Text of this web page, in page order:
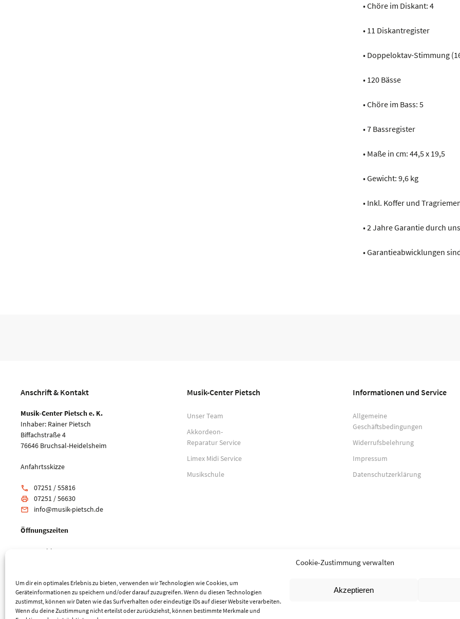
Cookie-Zustimmung verwalten
Um dir ein optimales Erlebnis zu bieten, verwenden wir Technologien wie Cookies, um
Geräteinformationen zu speichern und/oder darauf zuzugreifen. Wenn du diesen Technologien
zustimmst, können wir Daten wie das Surfverhalten oder eindeutige IDs auf dieser Website verarbeiten.
Wenn du deine Zustimmung nicht erteilst oder zurückziehst, können bestimmte Merkmale und
Akzeptieren
• Chöre im Diskant: 4
• 11 Diskantregister
• Doppeloktav-Stimmung
• 120 Bässe
• Chöre im Bass: 5
• 7 Bassregister
• Maße in cm: 44,5 x 19,5
• Gewicht: 9,6 kg
• Inkl. Koffer und
• 2 Jahre Garantie durch
• Garantieabwicklungen
Anschrift & Kontakt
Musik-Center Pietsch e. K.
Inhaber: Rainer Pietsch
Biffachstraße 4
76646 Bruchsal-Heidelsheim
Anfahrtsskizze
phone 07251 / 55816
print 07251 / 56630
email info@musik-pietsch.de
Öffnungszeiten
Mo: geschlossen
Musik-Center Pietsch
Unser Team
Akkordeon-
Reparatur Service
Limex Midi Service
Musikschule
Informationen und Service
Allgemeine
Geschäftsbedingungen
Widerrufsbelehrung
Impressum
Datenschutzerklärung